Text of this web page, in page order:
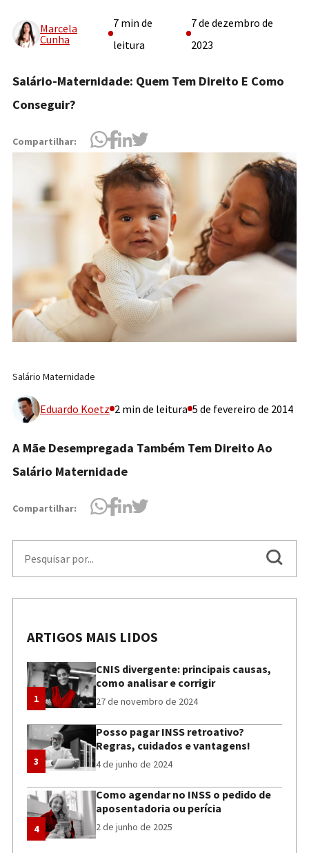
Marcela
Cunha
7 min de
leitura
7 de dezembro de
2023
Salário-Maternidade: Quem Tem Direito E Como
Conseguir?
Compartilhar:
Salário Maternidade
Eduardo Koetz 2 min de leitura 5 de fevereiro de 2014
A Mãe Desempregada Também Tem Direito Ao
Salário Maternidade
Compartilhar:
ARTIGOS MAIS LIDOS
1
CNIS divergente: principais causas,
como analisar e corrigir
27 de novembro de 2024
3
Posso pagar INSS retroativo?
Regras, cuidados e vantagens!
4 de junho de 2024
4
Como agendar no INSS o pedido de
aposentadoria ou perícia
2 de junho de 2025